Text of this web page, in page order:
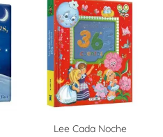
Lee Cada Noche